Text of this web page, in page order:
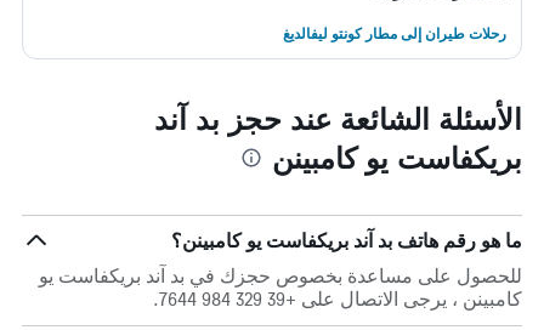
رحلات طيران إلى مطار كونتو ليفالديغ
الأسئلة الشائعة عند حجز بد آند
بريكفاست يو كامبينن
ما هو رقم هاتف بد آند بريكفاست يو كامبينن؟
للحصول على مساعدة بخصوص حجزك في بد آند بريكفاست يو
كامبينن ، يرجى الاتصال على +39 329 984 7644.